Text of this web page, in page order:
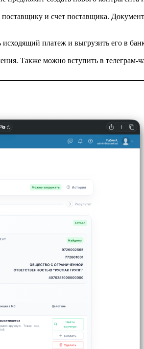
и счет поставщика.
платеж и выгрузить его в
Также можно вступить в телеграм-